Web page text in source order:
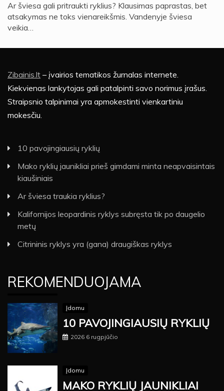
Ar šviesa gali pritraukti ryklius? Klausimas paprastas, bet
atsakymas ne toks vienareikšmis. Vandenyje šviesa
veikia…
Zibainis.lt – įvairios tematikos žurnalas internete.
Kiekvienas lankytojas gali patalpinti savo norimus įrašus.
Straipsnio talpinimai yra apmokestinti vienkartiniu
mokesčiu.
10 pavojingiausių ryklių
Mako ryklių jaunikliai prieš gimdami minta neapvaisintais
kiaušiniais
Ar šviesa traukia ryklius?
Kalifornijos leopardinis ryklys subręsta tik po daugelio
metų
Citrininis ryklys yra (gana) draugiškas ryklys
REKOMENDUOJAMA
Įdomu
10 PAVOJINGIAUSIŲ RYKLIŲ
2026 6 rugpjūčio
Įdomu
MAKO RYKLIŲ JAUNIKLIAI